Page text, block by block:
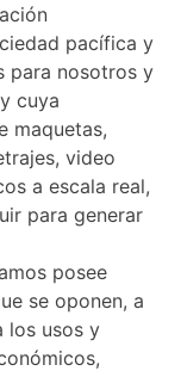
pacífica y
para nosotros y
cuya
maquetas,
video
a escala real,
para generar
posee
se oponen, a
los usos y